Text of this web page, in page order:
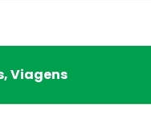
Viagens